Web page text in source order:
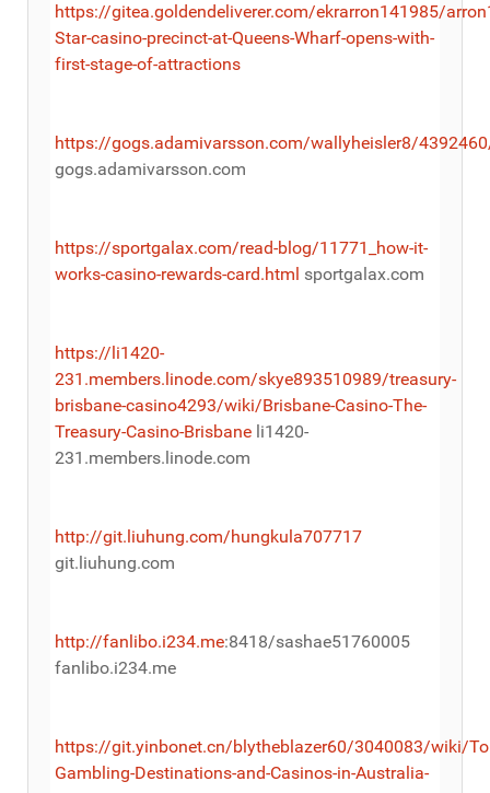
https://gitea.goldendeliverer.com/ekrarron141985/
Star-casino-precinct-at-Queens-Wharf-opens-with-
first-stage-of-attractions
https://gogs.adamivarsson.com/wallyheisler8/
gogs.adamivarsson.com
https://sportgalax.com/read-blog/11771_how-it-
works-casino-rewards-card.html sportgalax.com
https://li1420-
231.members.linode.com/skye893510989/treasury-
brisbane-casino4293/wiki/Brisbane-Casino-The-
Treasury-Casino-Brisbane li1420-
231.members.linode.com
http://git.liuhung.com/hungkula707717
git.liuhung.com
http://fanlibo.i234.me:8418/sashae51760005
fanlibo.i234.me
https://git.yinbonet.cn/blytheblazer60/3040083/wiki/
Gambling-Destinations-and-Casinos-in-Australia-